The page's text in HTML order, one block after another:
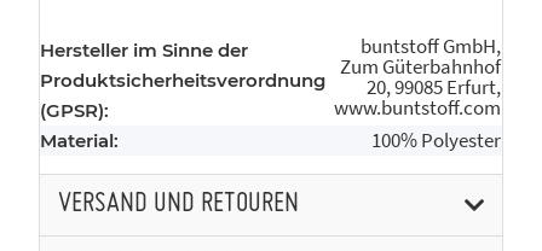
Hersteller im Sinne der
Produktsicherheitsverordnung
(GPSR):
buntstoff GmbH,
Zum Güterbahnhof
20, 99085 Erfurt,
www.buntstoff.com
Material: 100% Polyester
VERSAND UND RETOUREN